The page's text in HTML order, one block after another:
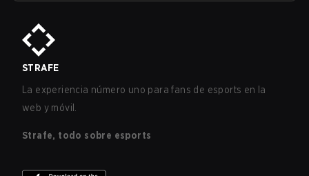
STRAFE
La experiencia número uno para fans de esports en la
web y móvil.
Strafe, todo sobre esports